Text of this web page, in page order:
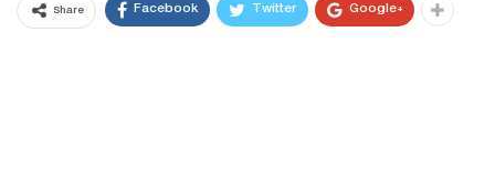
Share Facebook Twitter Google+